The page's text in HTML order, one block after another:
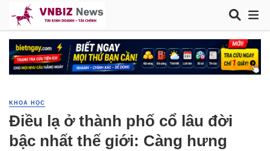
KHOA HỌC
Điều lạ ở thành phố cổ lâu đời
bậc nhất thế giới: Càng hưng